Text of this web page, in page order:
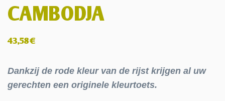
CAMBODJA
43,58€
Dankzij de rode kleur van de rijst krijgen al uw
gerechten een originele kleurtoets.